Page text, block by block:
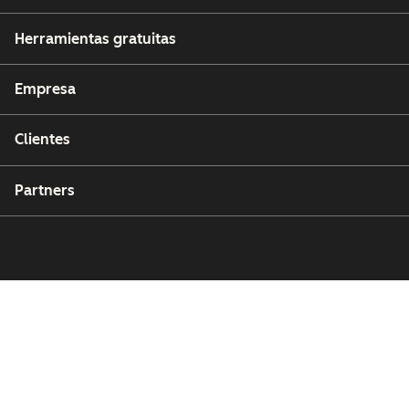
Herramientas gratuitas
Empresa
Clientes
Partners